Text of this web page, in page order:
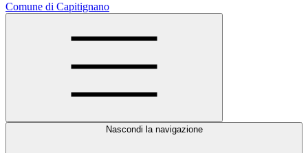
Comune di Capitignano
Nascondi la navigazione